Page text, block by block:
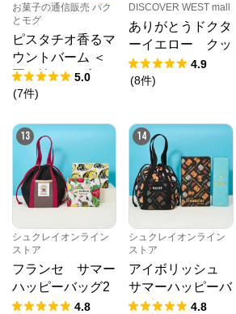
お菓子の通信販売 パク
とモグ
ピスタチオ香るマ
ウントバーム ＜
夏の輪＞ 1山
5.0
(7件)
DISCOVER WEST mall
ありがとうドクタ
ーイエロー クッ
ション
4.9
(8件)
13
シュクレイオンライン
ストア
フランセ サマー
ハッピーバッグ2
026
4.8
14
シュクレイオンライン
ストア
アイボリッシュ
サマーハッピーバ
ッグ2026 4.8